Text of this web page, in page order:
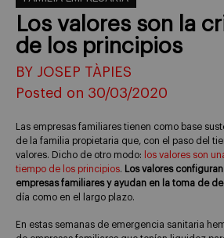
Los valores son la
de los principios
BY JOSEP TÀPIES
Posted on 30/03/2020
Las empresas familiares tienen como base
de la familia propietaria que, con el paso del
valores. Dicho de otro modo:
los valores son
tiempo de los principios. Los valores
empresas familiares y ayudan en la toma de
día como en el largo plazo.
En estas semanas de emergencia sanitaria